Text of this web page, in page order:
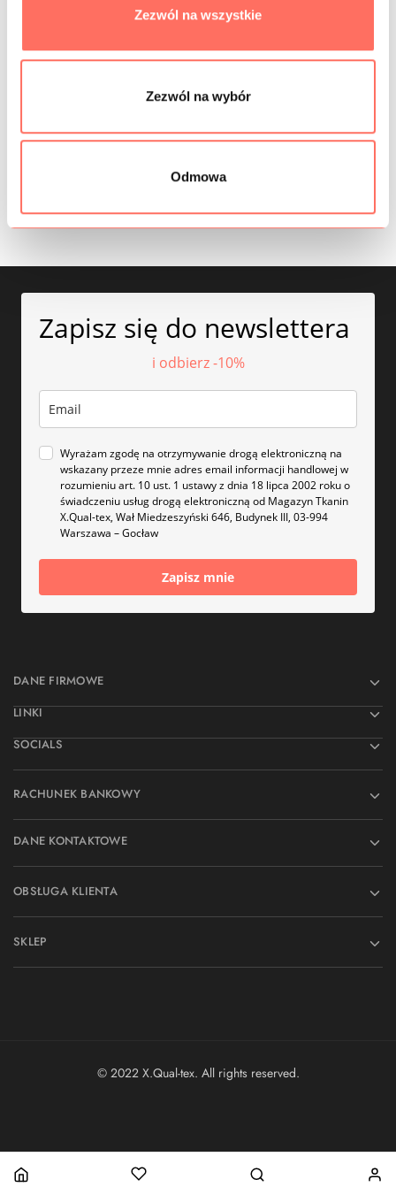
Zezwól na wszystkie
Zezwól na wybór
Odmowa
fale, elastyczna, z
Kod produktu: KOR0077
kwiaty
Zapisz się do newslettera
i odbierz -10%
Wyrażam zgodę na otrzymywanie drogą elektroniczną na
wskazany przeze mnie adres email informacji handlowej w
rozumieniu art. 10 ust. 1 ustawy z dnia 18 lipca 2002 roku o
świadczeniu usług drogą elektroniczną od Magazyn Tkanin
X.Qual-tex, Wał Miedzeszyński 646, Budynek III, 03-994
Warszawa – Gocław
Zapisz mnie
DANE FIRMOWE
LINKI
SOCIALS
RACHUNEK BANKOWY
DANE KONTAKTOWE
OBSŁUGA KLIENTA
SKLEP
© 2022 X.Qual-tex. All rights reserved.